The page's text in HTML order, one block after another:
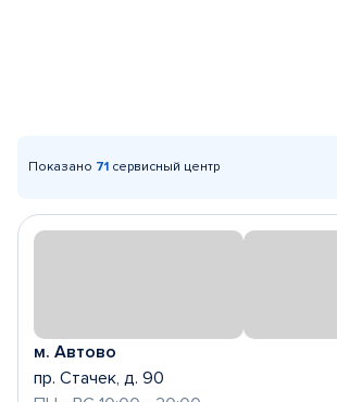
Показано 71 сервисный центр
м. Автово
пр. Стачек, д. 90